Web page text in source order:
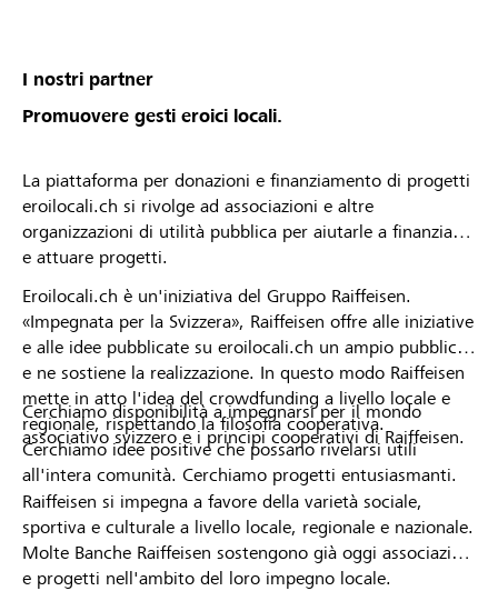
I nostri partner
Promuovere gesti eroici locali.
La piattaforma per donazioni e finanziamento di progetti
eroilocali.ch si rivolge ad associazioni e altre
organizzazioni di utilità pubblica per aiutarle a finanziare
e attuare progetti.
Eroilocali.ch è un'iniziativa del Gruppo Raiffeisen.
«Impegnata per la Svizzera», Raiffeisen offre alle iniziative
e alle idee pubblicate su eroilocali.ch un ampio pubblico
e ne sostiene la realizzazione. In questo modo Raiffeisen
mette in atto l'idea del crowdfunding a livello locale e
regionale, rispettando la filosofia cooperativa.
Cerchiamo idee positive che possano rivelarsi utili
all'intera comunità. Cerchiamo progetti entusiasmanti.
Cerchiamo disponibilità a impegnarsi per il mondo
associativo svizzero e i principi cooperativi di Raiffeisen.
Raiffeisen si impegna a favore della varietà sociale,
sportiva e culturale a livello locale, regionale e nazionale.
Molte Banche Raiffeisen sostengono già oggi associazioni
e progetti nell'ambito del loro impegno locale.